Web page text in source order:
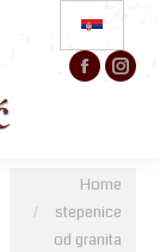
new
You are here:
Home
stepenice
od granita